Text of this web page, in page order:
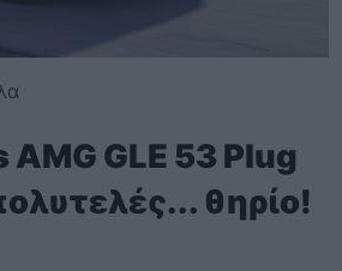
GLE 53 Plug
θηρίο!